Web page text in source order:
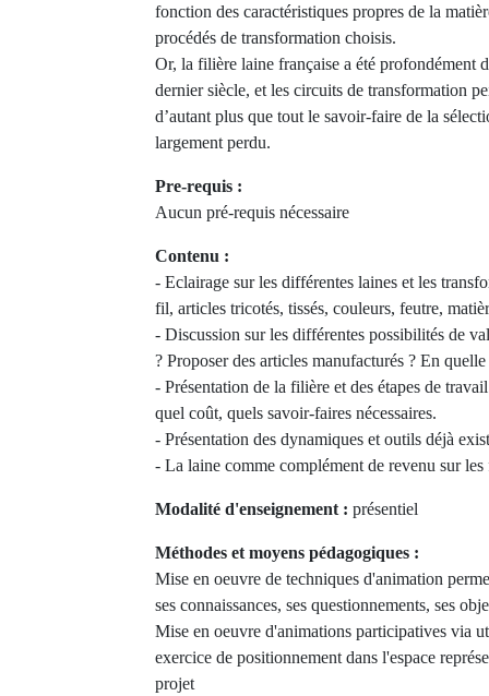
fonction des caractéristiques propres de la
procédés de transformation choisis.
Or, la filière laine française a été profondément
dernier siècle, et les circuits de transformation
d’autant plus que tout le savoir-faire de la
largement perdu.
Pre-requis :
Aucun pré-requis nécessaire
Contenu :
- Eclairage sur les différentes laines et les
fil, articles tricotés, tissés, couleurs, feutre,
- Discussion sur les différentes possibilités de
? Proposer des articles manufacturés ? En
- Présentation de la filière et des étapes de
quel coût, quels savoir-faires nécessaires.
- Présentation des dynamiques et outils déjà
- La laine comme complément de revenu sur les
Modalité d'enseignement : présentiel
Méthodes et moyens pédagogiques :
Mise en oeuvre de techniques d'animation
ses connaissances, ses questionnements, ses
Mise en oeuvre d'animations participatives via
exercice de positionnement dans l'espace
projet